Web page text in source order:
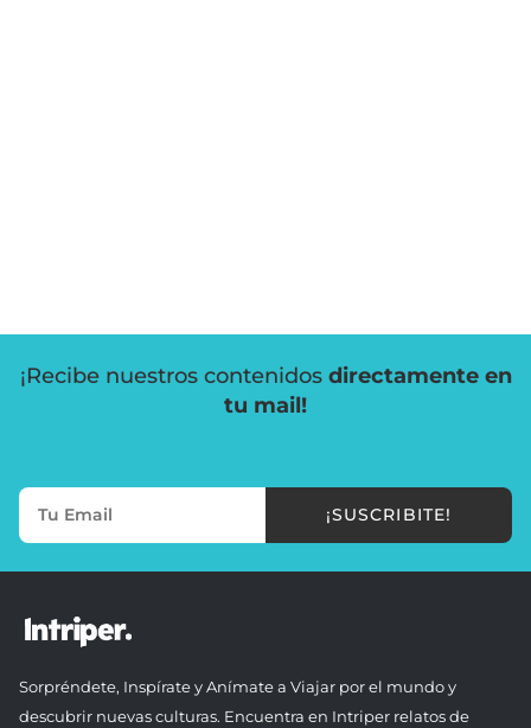
¡Recibe nuestros contenidos directamente en
tu mail!
¡SUSCRIBITE!
Sorpréndete, Inspírate y Anímate a Viajar por el mundo y
descubrir nuevas culturas. Encuentra en Intriper relatos de